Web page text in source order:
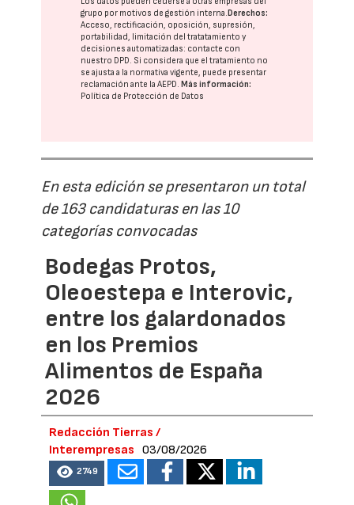
grupo por motivos de gestión interna. Derechos:
Acceso, rectificación, oposición, supresión,
portabilidad, limitación del tratatamiento y
decisiones automatizadas: contacte con
nuestro DPD. Si considera que el tratamiento no
se ajusta a la normativa vigente, puede presentar
reclamación ante laAEPD. Más información:
Política de Protección de Datos
En esta edición se presentaron un total
de 163 candidaturas en las 10
categorías convocadas
Bodegas Protos,
Oleoestepa e Interovic,
entre los galardonados
en los Premios
Alimentos de España
2026
Redacción Tierras /
Interempresas
03/08/2026
2749